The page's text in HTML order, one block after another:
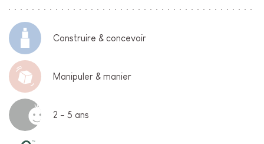
Construire & concevoir
Manipuler & manier
2 - 5 ans